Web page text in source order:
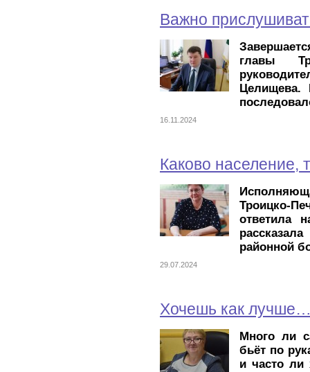
Важно
главы
Целищева.
16.11.2024
Каково население,
Троицко-
ответила
районной
29.07.2024
Хочешь как
Много ли
бьёт по
и часто ли